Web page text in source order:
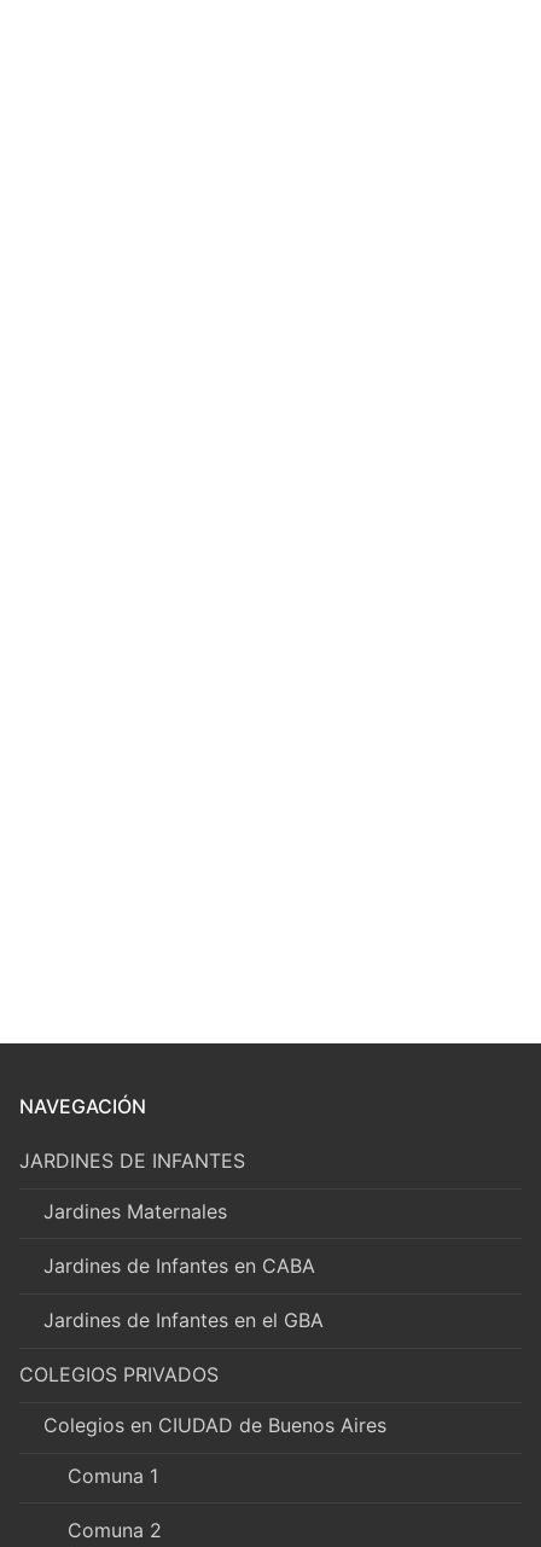
NAVEGACIÓN
JARDINES DE INFANTES
Jardines Maternales
Jardines de Infantes en CABA
Jardines de Infantes en el GBA
COLEGIOS PRIVADOS
Colegios en CIUDAD de Buenos Aires
Comuna 1
Comuna 2